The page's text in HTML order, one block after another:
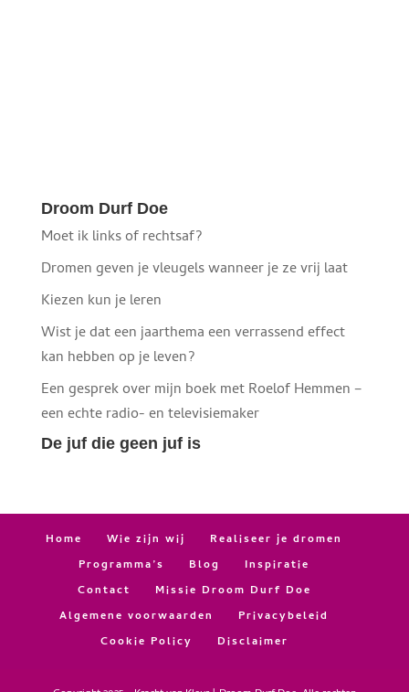
Droom Durf Doe
Moet ik links of rechtsaf?
Dromen geven je vleugels wanneer je ze vrij laat
Kiezen kun je leren
Wist je dat een jaarthema een verrassend effect
kan hebben op je leven?
Een gesprek over mijn boek met Roelof Hemmen –
een echte radio- en televisiemaker
De juf die geen juf is
Home Wie zijn wij
Realiseer je dromen
Programma’s
Blog
Inspiratie
Contact
Missie Droom Durf Doe
Algemene voorwaarden
Privacybeleid
Cookie Policy
Disclaimer
Facebook